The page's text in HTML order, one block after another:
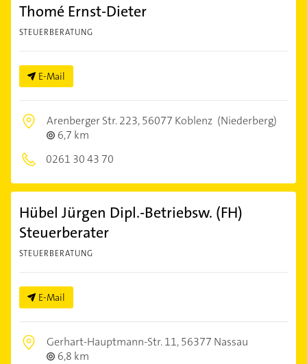
Thomé Ernst-Dieter
STEUERBERATUNG
E-Mail
Arenberger Str. 223,56077 Koblenz (Niederberg)
6,7 km
0261 30 43 70
Hübel Jürgen Dipl.-Betriebsw. (FH)
Steuerberater
STEUERBERATUNG
E-Mail
Gerhart-Hauptmann-Str. 11,56377 Nassau
6,8 km